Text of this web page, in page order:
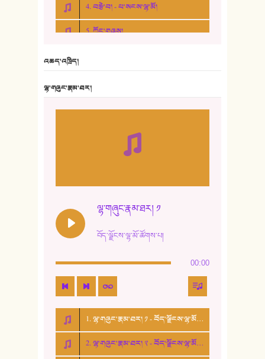
4. བརྩེ་བ། - པ་སངས་ལྷ་མོ།
5. ཀོང་གཞས།
10. ཆང་གཞས། ༣
15. ཤམ་པ་ལ་ཡི་སྲས་མོ།
16. ལྷ་བུ་དར་བུ།
17. ང་བོད་པ་ཡིན། - ཕུར་བུ་རྣམ་རྒྱལ།
18. ང་ལ་བྱམས་པའི་ཨ་མ།
འཆད་འཁྲིད།
ལྷ་གཞུང་རྣམ་ཐར།
ལྷ་གཞུང་རྣམ་ཐར། ༡
བོད་ལྗོངས་ལྷ་མོ་ཚོགས་པ།
00:00
1. ལྷ་གཞུང་རྣམ་ཐར། ༡ - བོད་ལྗོངས་ལྷ་མོ་ཚོགས་པ།
2. ལྷ་གཞུང་རྣམ་ཐར། ༢ - བོད་ལྗོངས་ལྷ་མོ་ཚོགས་པ།